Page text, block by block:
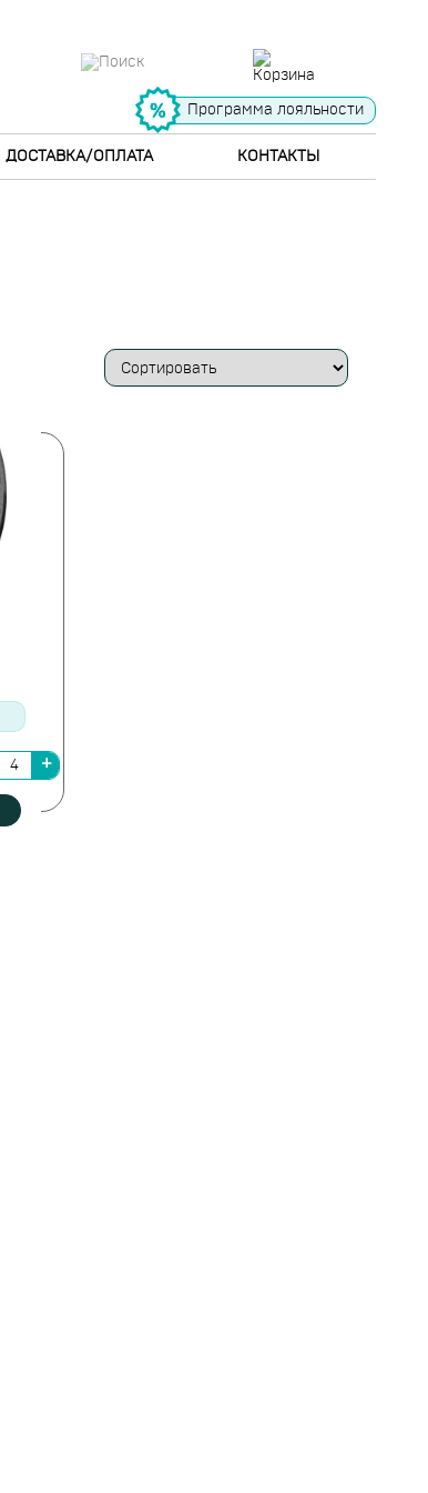
Программа лояльности
ДОСТАВКА/ОПЛАТА КОНТАКТЫ